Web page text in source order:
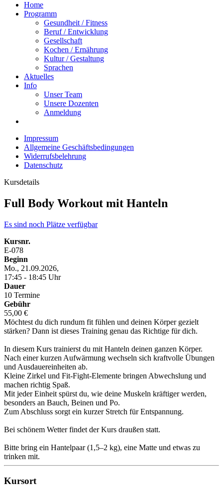
Home
Programm
Gesundheit / Fitness
Beruf / Entwicklung
Gesellschaft
Kochen / Ernährung
Kultur / Gestaltung
Sprachen
Aktuelles
Info
Unser Team
Unsere Dozenten
Anmeldung
Impressum
Allgemeine Geschäftsbedingungen
Widerrufsbelehrung
Datenschutz
Kursdetails
Full Body Workout mit Hanteln
Es sind noch Plätze verfügbar
Kursnr.
E-078
Beginn
Mo., 21.09.2026,
17:45 - 18:45 Uhr
Dauer
10 Termine
Gebühr
55,00 €
Möchtest du dich rundum fit fühlen und deinen Körper gezielt
stärken? Dann ist dieses Training genau das Richtige für dich.
In diesem Kurs trainierst du mit Hanteln deinen ganzen Körper.
Nach einer kurzen Aufwärmung wechseln sich kraftvolle Übungen
und Ausdauereinheiten ab.
Kleine Zirkel und Fit-Fight-Elemente bringen Abwechslung und
machen richtig Spaß.
Mit jeder Einheit spürst du, wie deine Muskeln kräftiger werden,
besonders an Bauch, Beinen und Po.
Zum Abschluss sorgt ein kurzer Stretch für Entspannung.
Bei schönem Wetter findet der Kurs draußen statt.
Bitte bring ein Hantelpaar (1,5–2 kg), eine Matte und etwas zu
trinken mit.
Kursort